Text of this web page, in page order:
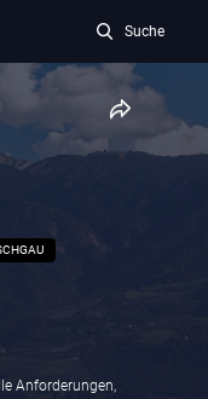
Suche
Anforderungen,